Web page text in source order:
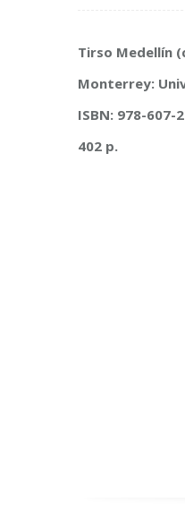
Tirso Medellín
Monterrey:
ISBN: 978-607-
402 p.